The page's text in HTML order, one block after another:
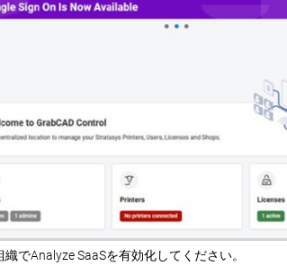
でAnalyze SaaSを有効化してください。